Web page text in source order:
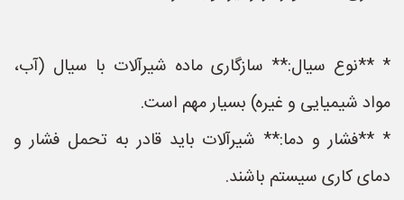
* **نوع سیال:** سازگاری ماده شیرآلات با سیال (آب،
مواد شیمیایی و غیره) بسیار مهم است.
* **فشار و دما:** شیرآلات باید قادر به تحمل فشار و
دمای کاری سیستم باشند.